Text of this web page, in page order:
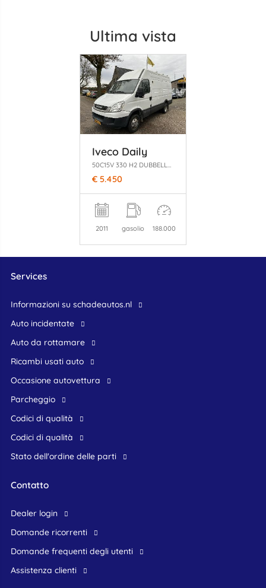
Ultima vista
Iveco Daily
50C15V 330 H2 DUBBELLUCHT ACHTER
€ 5.450
2011 gasolio 188.000
Services
Informazioni su schadeautos.nl
Auto incidentate
Auto da rottamare
Ricambi usati auto
occasione autovettura
Parcheggio
Codici di qualità
Codici di qualità
Stato dell'ordine delle parti
Contatto
dealer login
domande ricorrenti
domande frequenti degli utenti
assistenza clienti